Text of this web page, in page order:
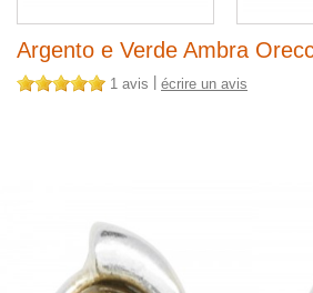
Argento e Verde Ambra
1 avis écrire un avis